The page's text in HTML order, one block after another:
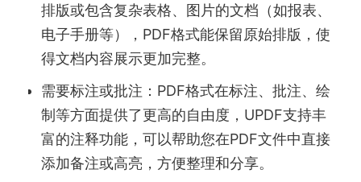
排版或包含复杂表格、图片的文档（如报表、
电子手册等），PDF格式能保留原始排版，使
得文档内容展示更加完整。
需要标注或批注：PDF格式在标注、批注、绘
制等方面提供了更高的自由度，UPDF支持丰
富的注释功能，可以帮助您在PDF文件中直接
添加备注或高亮，方便整理和分享。